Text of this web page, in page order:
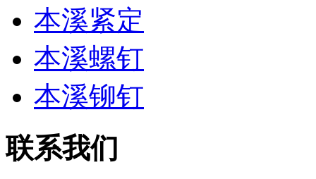
本溪紧定
本溪螺钉
本溪铆钉
联系我们